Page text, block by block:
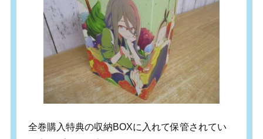
全巻購入特典の収納BOXに入れて保管されてい